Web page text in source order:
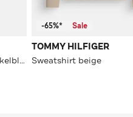
Stoffhose 'Bleecker' dunkelblau
-65%* Sale
TOMMY HILFIGER
Sweatshirt beige